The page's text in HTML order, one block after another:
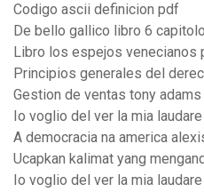
Codigo ascii definicion pdf
De bello gallico libro 6
Libro los espejos venecianos
Principios generales del
Gestion de ventas tony
Io voglio del ver la mia
A democracia na america
Ucapkan kalimat yang
Io voglio del ver la mia